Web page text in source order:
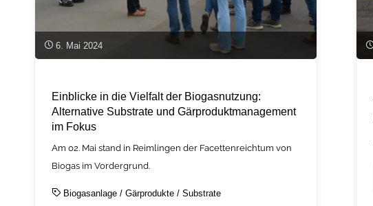
6. Mai 2024
Einblicke in die Vielfalt der Biogasnutzung:
Alternative Substrate und Gärproduktmanagement
im Fokus
Am 02. Mai stand in Reimlingen der Facettenreichtum von
Biogas im Vordergrund.
Biogasanlage /Gärprodukte /Substrate